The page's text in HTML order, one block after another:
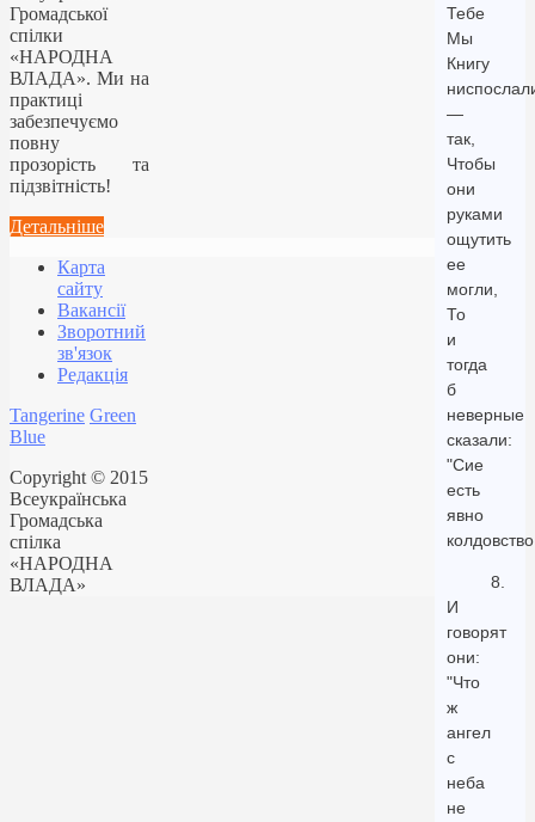
Тебе
Мы
Книгу
—
так,
Чтобы
они
руками
ощутить
ее
могли,
То
и
тогда
б
неверные
сказали:
"Сие
есть
явно
8.
И
говорят
они:
"Что
ж
ангел
с
неба
не
Громадської
спілки
«НАРОДНА
ВЛАДА». Ми на
практиці
забезпечуємо
повну
прозорість та
підзвітність!
Детальніше
Карта
сайту
Вакансії
Зворотний
зв'язок
Редакція
Tangerine Green
Blue
Copyright © 2015
Всеукраїнська
Громадська
спілка
«НАРОДНА
ВЛАДА»